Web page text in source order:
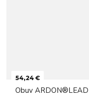
54,24 €
Obuv